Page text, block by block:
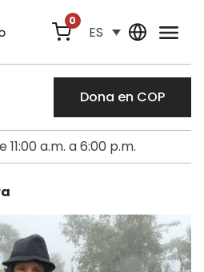
0
ES
Dona en COP
a.m. a 6:00 p.m.